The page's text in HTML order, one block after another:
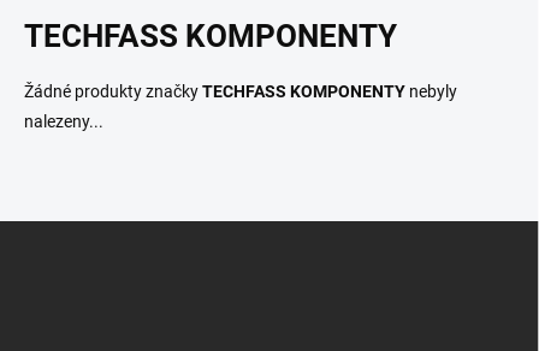
TECHFASS KOMPONENTY
Žádné produkty značkyTECHFASS KOMPONENTY nebyly
nalezeny...